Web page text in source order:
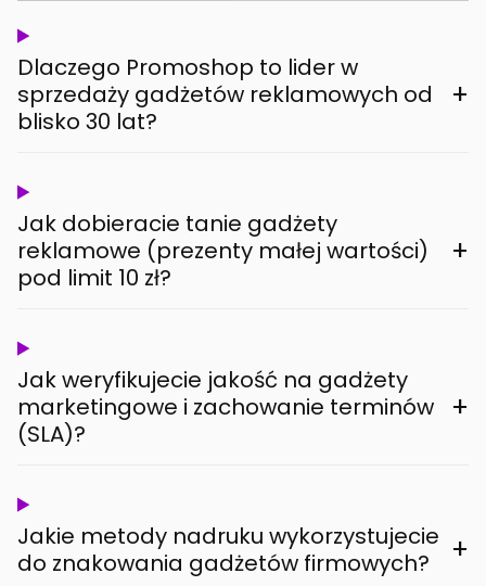
Dlaczego Promoshop to lider w
sprzedaży gadżetów reklamowych od
blisko 30 lat?
+
Jak dobieracie tanie gadżety
reklamowe (prezenty małej wartości)
pod limit 10 zł?
+
Jak weryfikujecie jakość na gadżety
marketingowe i zachowanie terminów
(SLA)?
+
Jakie metody nadruku wykorzystujecie
do znakowania gadżetów firmowych?
+